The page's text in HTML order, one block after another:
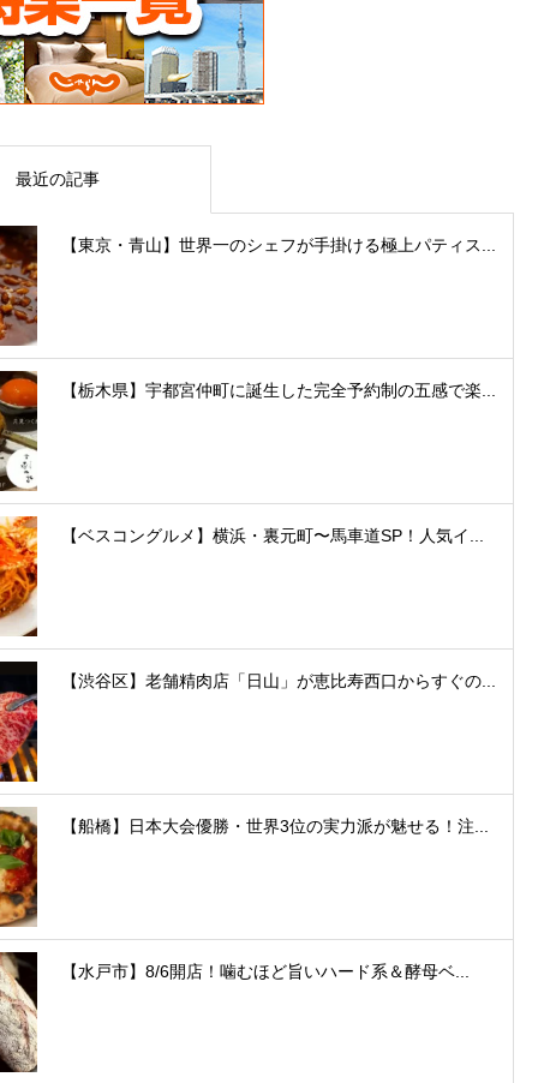
最近の記事
【東京・青山】世界一のシェフが手掛ける極上パティス...
【栃木県】宇都宮仲町に誕生した完全予約制の五感で楽...
【ベスコングルメ】横浜・裏元町〜馬車道SP！人気イ...
【渋谷区】老舗精肉店「日山」が恵比寿西口からすぐの...
【船橋】日本大会優勝・世界3位の実力派が魅せる！注...
【水戸市】8/6開店！噛むほど旨いハード系＆酵母ベ...